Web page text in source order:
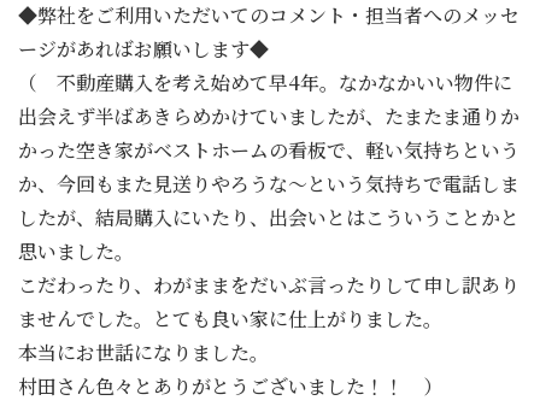
◆弊社をご利用いただいてのコメント・担当者へのメッセ
ージがあればお願いします◆
（ 不動産購入を考え始めて早4年。なかなかいい物件に
出会えず半ばあきらめかけていましたが、たまたま通りか
かった空き家がベストホームの看板で、軽い気持ちという
か、今回もまた見送りやろうな～という気持ちで電話しま
したが、結局購入にいたり、出会いとはこういうことかと
思いました。
こだわったり、わがままをだいぶ言ったりして申し訳あり
ませんでした。とても良い家に仕上がりました。
本当にお世話になりました。
村田さん色々とありがとうございました！！ ）